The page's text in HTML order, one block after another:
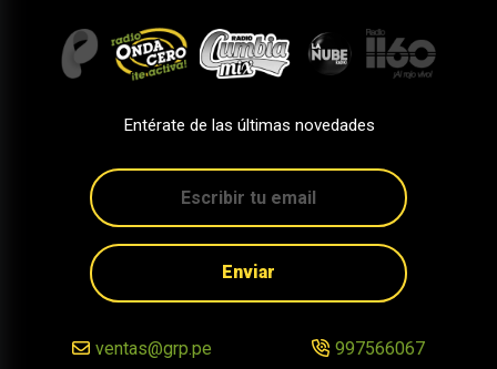
Entérate de las últimas novedades
Enviar
ventas@grp.pe 997566067